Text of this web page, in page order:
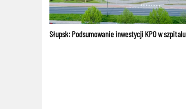
Słupsk: Podsumowanie inwestycji KPO w szpitalu